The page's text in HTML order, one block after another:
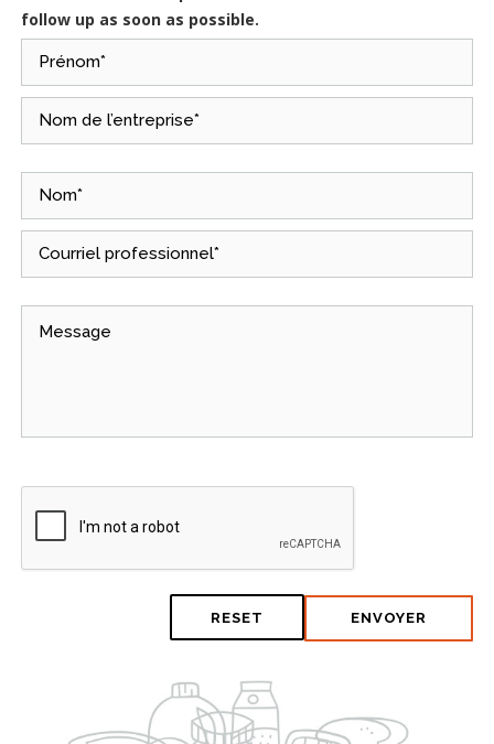
follow up as soon as possible.